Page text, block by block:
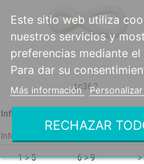
tc362
Infinito porcelana de relojero. Blanco
1 > 5
6 > 9
>
Este sitio web utiliza
nuestros servicios y
preferencias mediante
Para dar su
Más información
RECHAZAR